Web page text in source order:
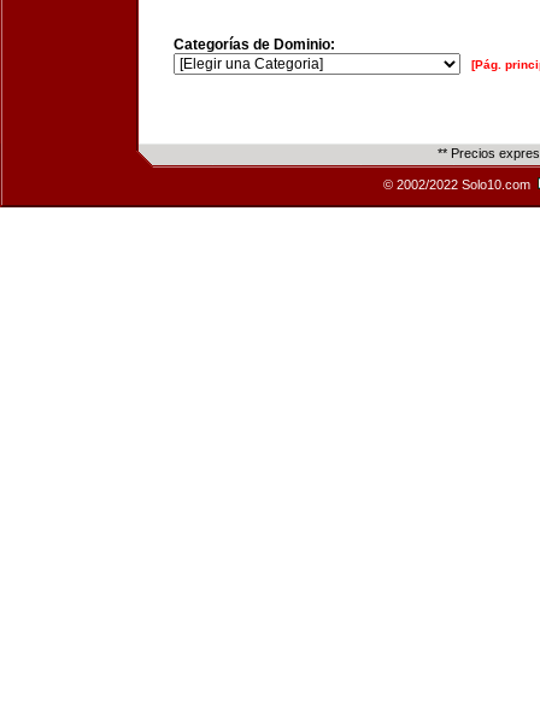
Categorías de Dominio:
[Pág.
** Precios
© 2002/2022 Solo10.com